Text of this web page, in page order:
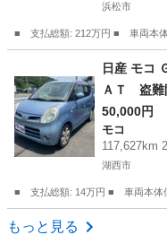
浜松市
■ 支払総額: 212万円 ■ 車両本
その他
日産 モコ
ＡＴ 盗難
ル 衝突安
ング パワ
（車検整備
50,000円
モコ
117,627km
湖西市
■ 支払総額: 14万円 ■ 車両本
静岡 湖西市
もっと見る